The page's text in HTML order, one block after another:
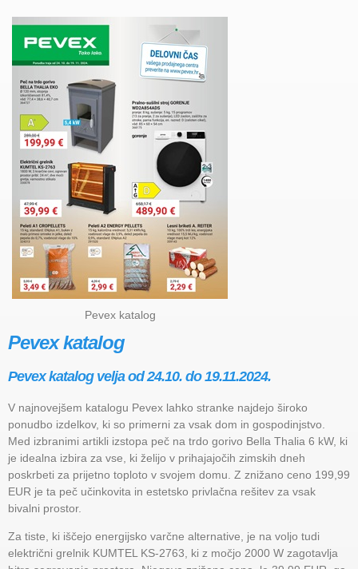
Pevex katalog
Pevex katalog
Pevex katalog velja od 24.10. do 19.11.2024.
V najnovejšem katalogu Pevex lahko stranke najdejo široko
ponudbo izdelkov, ki so primerni za vsak dom in gospodinjstvo.
Med izbranimi artikli izstopa peč na trdo gorivo Bella Thalia 6 kW, ki
je idealna izbira za vse, ki želijo v prihajajočih zimskih dneh
poskrbeti za prijetno toploto v svojem domu. Z znižano ceno 199,99
EUR je ta peč učinkovita in estetsko privlačna rešitev za vsak
bivalni prostor.
Za tiste, ki iščejo energijsko varčne alternative, je na voljo tudi
električni grelnik KUMTEL KS-2763, ki z močjo 2000 W zagotavlja